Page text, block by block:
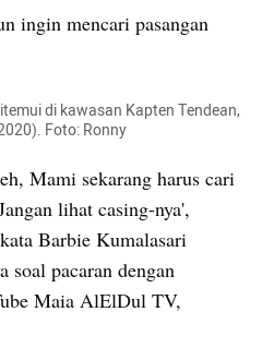
ingin mencari pasangan
di kawasan Kapten Tendean,
Foto: Ronny
Mami sekarang harus cari
lihat casing-nya',
Barbie Kumalasari
soal pacaran dengan
Maia AlElDul TV,